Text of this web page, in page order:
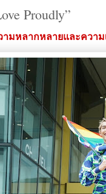
Proudly”
ามหลากหลายและคว